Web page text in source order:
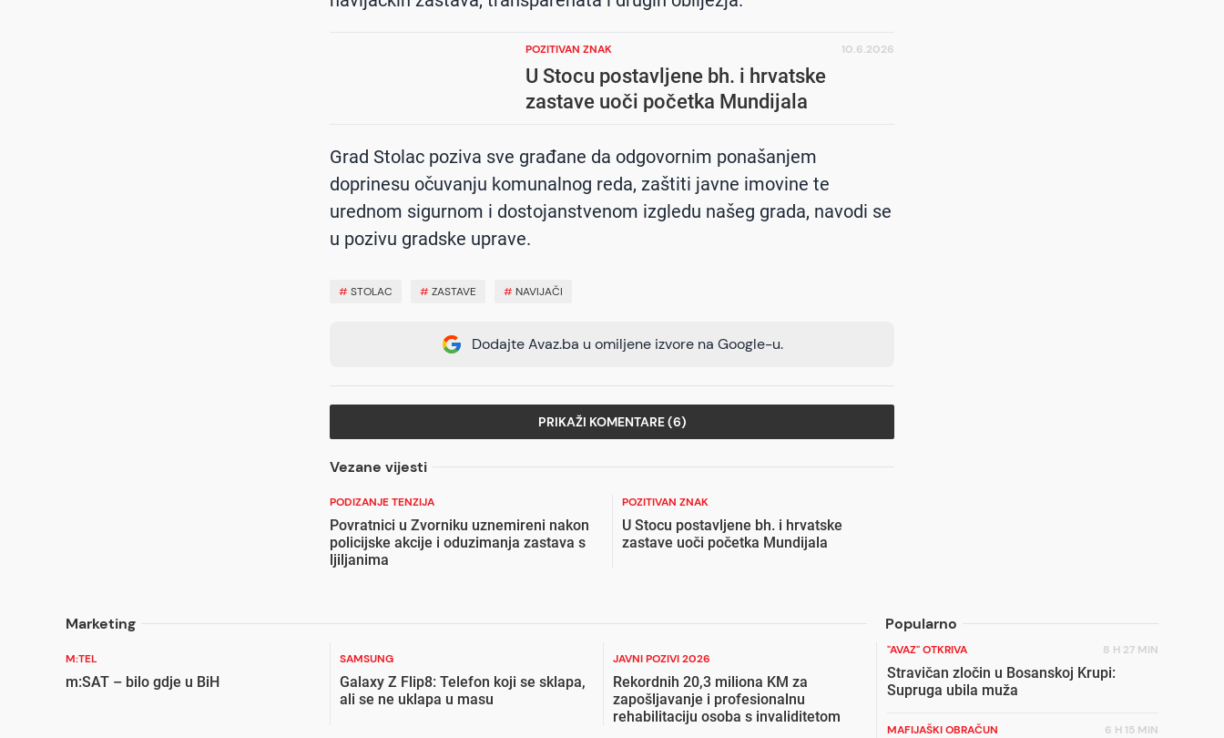
POZITIVAN ZNAK 10.6.2026
U Stocu postavljene bh. i hrvatske
zastave uoči početka Mundijala
Grad Stolac poziva sve građane da odgovornim ponašanjem
doprinesu očuvanju komunalnog reda, zaštiti javne imovine te
urednom sigurnom i dostojanstvenom izgledu našeg grada, navodi se
u pozivu gradske uprave.
#STOLAC #ZASTAVE # NAVIJAČI
Dodajte Avaz.ba u omiljene izvore na Google-u.
PRIKAŽI KOMENTARE (6)
Vezane vijesti
PODIZANJE TENZIJA
Povratnici u Zvorniku uznemireni nakon
policijske akcije i oduzimanja zastava s
ljiljanima
POZITIVAN ZNAK
U Stocu postavljene bh. i hrvatske
zastave uoči početka Mundijala
Marketing Popularno
M:TEL
m:SAT – bilo gdje u BiH
SAMSUNG
Galaxy Z Flip8: Telefon koji se sklapa,
ali se ne uklapa u masu
JAVNI POZIVI 2026
Rekordnih 20,3 miliona KM za
zapošljavanje i profesionalnu
rehabilitaciju osoba s invaliditetom
"AVAZ" OTKRIVA 8 H 27 MIN
Stravičan zločin u Bosanskoj Krupi:
Supruga ubila muža
MAFIJAŠKI OBRAČUN 6 H 15 MIN